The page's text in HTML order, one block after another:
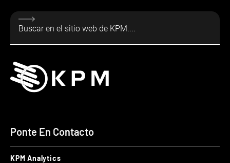
Ponte En Contacto
KPM Analytics